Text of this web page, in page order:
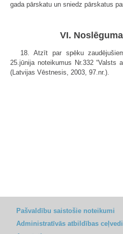
gada pārskatu un sniedz pārskatus
VI.
18. Atzīt par spēku
25.jūnija noteikumus Nr.332 “Valsts
(Latvijas Vēstnesis, 2003, 97.nr.).
Pašvaldību saistošie noteikumi
Administratīvās atbildības